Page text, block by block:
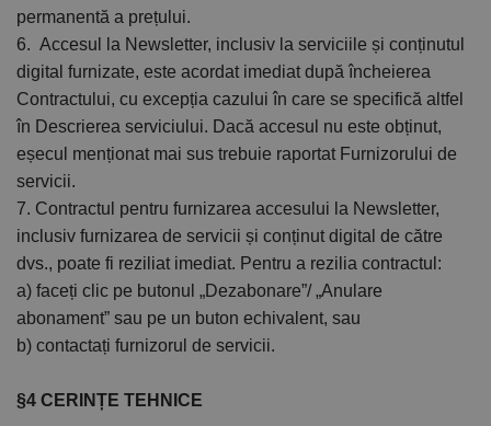
permanentă a prețului.
6. Accesul la Newsletter, inclusiv la serviciile și conținutul
digital furnizate, este acordat imediat după încheierea
Contractului, cu excepția cazului în care se specifică altfel
în Descrierea serviciului. Dacă accesul nu este obținut,
eșecul menționat mai sus trebuie raportat Furnizorului de
servicii.
7. Contractul pentru furnizarea accesului la Newsletter,
inclusiv furnizarea de servicii și conținut digital de către
dvs., poate fi reziliat imediat. Pentru a rezilia contractul:
a) faceți clic pe butonul „Dezabonare”/ „Anulare
abonament” sau pe un buton echivalent, sau
b) contactați furnizorul de servicii.
§4 CERINȚE TEHNICE